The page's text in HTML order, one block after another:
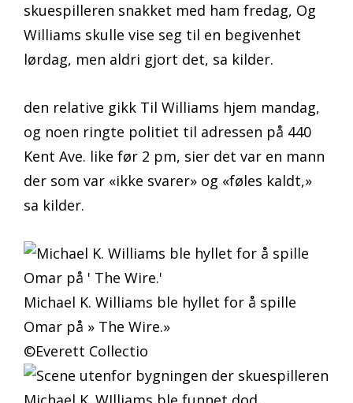
skuespilleren snakket med ham fredag, Og
Williams skulle vise seg til en begivenhet
lørdag, men aldri gjort det, sa kilder.
den relative gikk Til Williams hjem mandag,
og noen ringte politiet til adressen på 440
Kent Ave. like før 2 pm, sier det var en mann
der som var «ikke svarer» og «føles kaldt,»
sa kilder.
Michael K. Williams ble hyllet for å spille
Omar på » The Wire.»
©Everett Collectio